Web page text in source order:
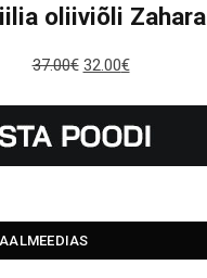
oliiviõli Zahara
37.00€ 32.00€